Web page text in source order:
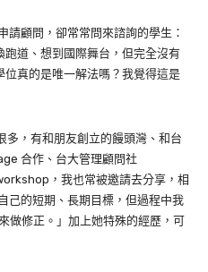
請顧問，卻常常問來諮詢的學生：
跑道、想到國際舞台，但完全沒有
位真的是唯一解法嗎？我覺得這是
，有和朋友創立的饅頭灣、和台
合作、台大管理顧問社
，我也常被邀請去分享，相
己的短期、長期目標，但過程中我
做修正。」加上她特殊的經歷，可